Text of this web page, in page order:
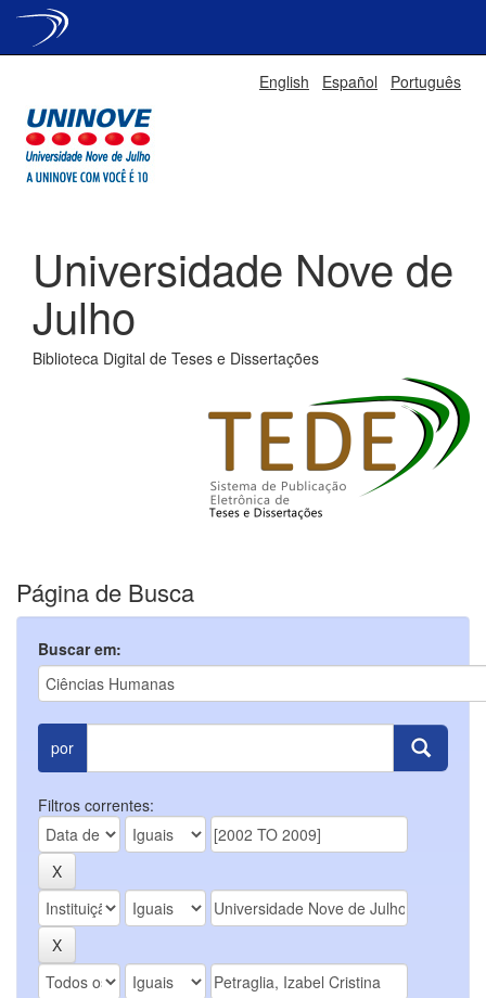
English Español Português
Universidade Nove de
Julho
Biblioteca Digital de Teses e Dissertações
Página de Busca
Buscar em:
por
Filtros correntes: